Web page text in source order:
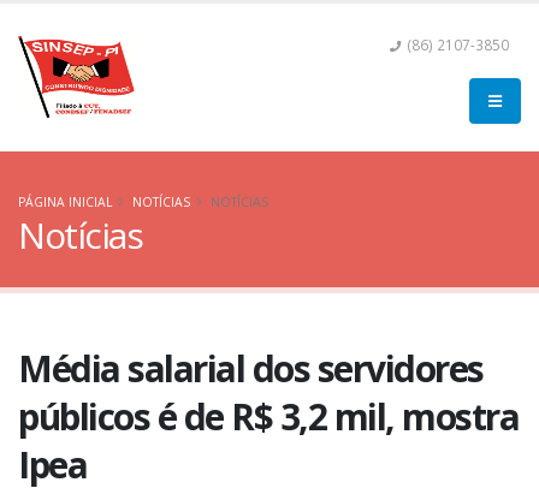
(86) 2107-3850
PÁGINA INICIAL NOTÍCIAS NOTÍCIAS
Notícias
Média salarial dos servidores
públicos é de R$ 3,2 mil, mostra
Ipea